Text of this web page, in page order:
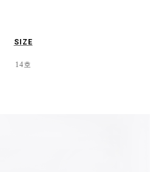
SIZE
14호